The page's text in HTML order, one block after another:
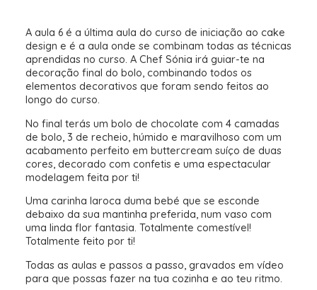
A aula 6 é a última aula do curso de iniciação ao cake
design e é a aula onde se combinam todas as técnicas
aprendidas no curso. A Chef Sónia irá guiar-te na
decoração final do bolo, combinando todos os
elementos decorativos que foram sendo feitos ao
longo do curso.
No final terás um bolo de chocolate com 4 camadas
de bolo, 3 de recheio, húmido e maravilhoso com um
acabamento perfeito em buttercream suíço de duas
cores, decorado com confetis e uma espectacular
modelagem feita por ti!
Uma carinha laroca duma bebé que se esconde
debaixo da sua mantinha preferida, num vaso com
uma linda flor fantasia. Totalmente comestível!
Totalmente feito por ti!
Todas as aulas e passos a passo, gravados em vídeo
para que possas fazer na tua cozinha e ao teu ritmo.